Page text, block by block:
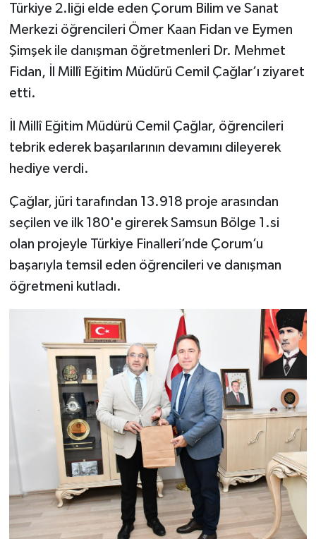
Türkiye 2.liği elde eden Çorum Bilim ve Sanat
Merkezi öğrencileri Ömer Kaan Fidan ve Eymen
Şimşek ile danışman öğretmenleri Dr. Mehmet
Fidan, İl Millî Eğitim Müdürü Cemil Çağlar’ı ziyaret
etti.
İl Millî Eğitim Müdürü Cemil Çağlar, öğrencileri
tebrik ederek başarılarının devamını dileyerek
hediye verdi.
Çağlar, jüri tarafından 13.918 proje arasından
seçilen ve ilk 180'e girerek Samsun Bölge 1.si
olan projeyle Türkiye Finalleri’nde Çorum’u
başarıyla temsil eden öğrencileri ve danışman
öğretmeni kutladı.